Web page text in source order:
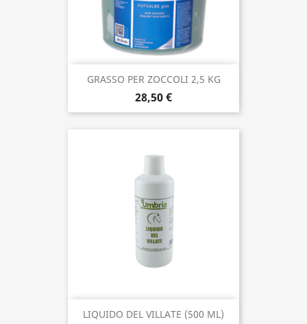
GRASSO PER ZOCCOLI 2,5 KG
28,50 €
LIQUIDO DEL VILLATE (500 ML)